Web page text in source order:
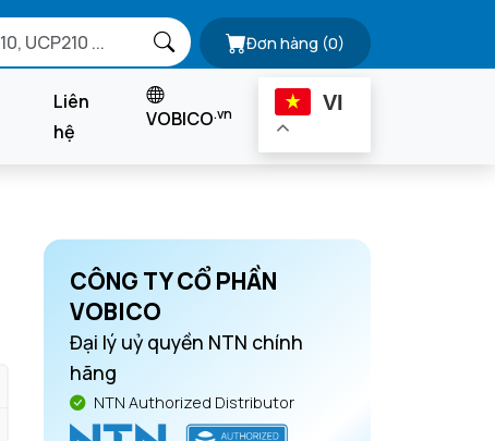
Đơn hàng (0)
Liên
hệ
VOBICO.vn VI
CÔNG TY CỔ PHẦN
VOBICO
Đại lý uỷ quyền NTN chính
hãng
NTN Authorized Distributor